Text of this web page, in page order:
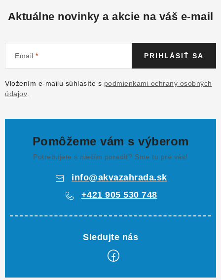
Aktuálne novinky a akcie na váš e-mail
Email
Vložením e-mailu súhlasíte s podmienkami ochrany osobných
údajov
PRIHLÁSIŤ SA
Pomôžeme vám s výberom
Potrebujete s niečím poradiť? Sme tu pre vás!
info@akvazahrada.sk
+421 905 530 748